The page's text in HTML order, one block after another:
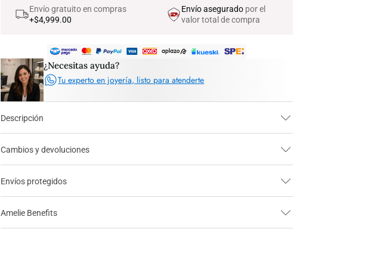
Envío gratuito en compras
+$4,999.00
Envío asegurado por el
valor total de compra
¿Necesitas ayuda?
Tu experto en joyería, listo para atenderte
Descripción
Cambios y devoluciones
Envíos protegidos
Amelie Benefits